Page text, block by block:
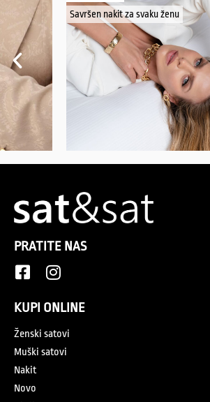
Savršen nakit za svaku ženu
PRATITE NAS
KUPI ONLINE
Ženski satovi
Muški satovi
Nakit
Novo